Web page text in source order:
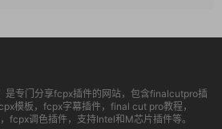
是专门分享fcpx插件的网站，包含finalcutpro插
模板，fcpx字幕插件，final cut pro教程，
fcpx调色插件，支持Intel和M芯片插件等。